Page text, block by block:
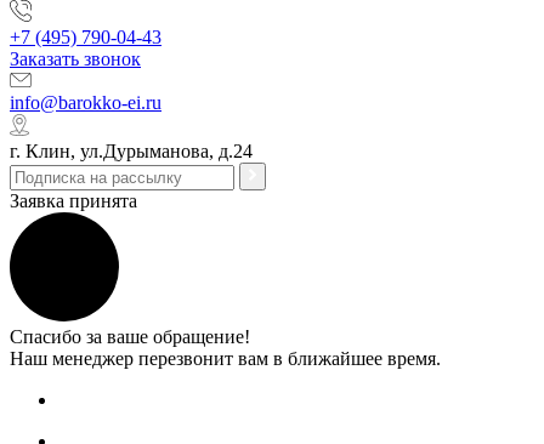
+7 (495) 790-04-43
Заказать звонок
info@barokko-ei.ru
г. Клин, ул.Дурыманова, д.24
Заявка принята
Спасибо за ваше обращение!
Наш менеджер перезвонит вам в ближайшее время.